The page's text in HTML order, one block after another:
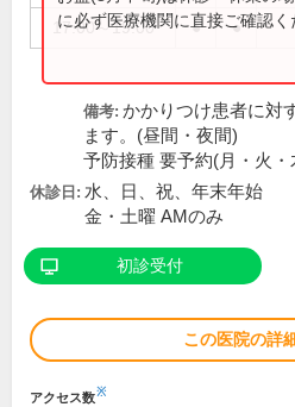
17:00～19:00 ● ●
に必ず医療機関に直接ご確認く
備考: かかりつけ患者に対
ます。(昼間・夜間)
予防接種 要予約(月・火
休診日: 水、日、祝、年末年始
金・土曜 AMのみ
初診受付
この医院の詳
アクセス数※